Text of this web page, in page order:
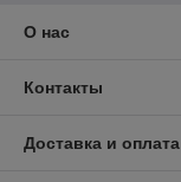
О нас
Контакты
Доставка и оплата